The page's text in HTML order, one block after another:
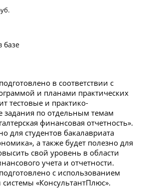
базе
в соответствии с
и планами практических
тестовые и практико-
задания по отдельным темам
финансовая отчетность».
для студентов бакалавриата
а также будет полезно для
свой уровень в области
учета и отчетности.
с использованием
«КонсультантПлюс».